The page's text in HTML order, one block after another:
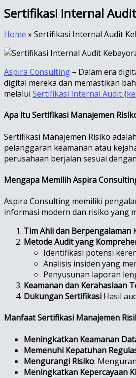
Sertifikasi Internal
Home » Sertifikasi Internal Audit
Aspira Consulting – Dalam era
digital mereka dan memastikan
melalui Sertifikasi Internal Audit
Apa itu Sertifikasi Manajemen
Sertifikasi Manajemen Risiko
pelanggaran keamanan atau
perusahaan berjalan sesuai
Mengapa Memilih Aspira
Aspira Consulting memiliki
informasi modern dan risiko yang
Tim Ahli dan Berpengalaman
Metode Audit yang
Identifikasi potensi
Analisis insiden yang
Penyusunan laporan
Keamanan dan Kerahasiaan
Dukungan Sertifikasi Hasil
Manfaat Sertifikasi Manajemen
Meningkatkan Keamanan
Memenuhi Kepatuhan
Mengurangi Risiko:
Meningkatkan Kepercayaan